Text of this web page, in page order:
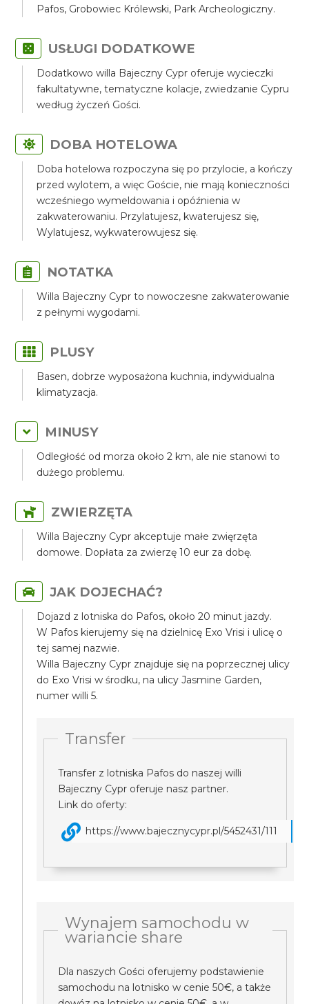
Pafos, Grobowiec Królewski, Park Archeologiczny.
USŁUGI DODATKOWE
Dodatkowo willa Bajeczny Cypr oferuje wycieczki
fakultatywne, tematyczne kolacje, zwiedzanie Cypru
według życzeń Gości.
DOBA HOTELOWA
Doba hotelowa rozpoczyna się po przylocie, a kończy
przed wylotem, a więc Goście, nie mają konieczności
wcześniego wymeldowania i opóźnienia w
zakwaterowaniu. Przylatujesz, kwaterujesz się,
Wylatujesz, wykwaterowujesz się.
NOTATKA
Willa Bajeczny Cypr to nowoczesne zakwaterowanie
z pełnymi wygodami.
PLUSY
Basen, dobrze wyposażona kuchnia, indywidualna
klimatyzacja.
MINUSY
Odległość od morza około 2 km, ale nie stanowi to
dużego problemu.
ZWIERZĘTA
Willa Bajeczny Cypr akceptuje małe zwięrzęta
domowe. Dopłata za zwierzę 10 eur za dobę.
JAK DOJECHAĆ?
Dojazd z lotniska do Pafos, około 20 minut jazdy.
W Pafos kierujemy się na dzielnicę Exo Vrisi i ulicę o
tej samej nazwie.
Willa Bajeczny Cypr znajduje się na poprzecznej ulicy
do Exo Vrisi w środku, na ulicy Jasmine Garden,
numer willi 5.
Transfer
Transfer z lotniska Pafos do naszej willi
Bajeczny Cypr oferuje nasz partner.
Link do oferty:
https://www.bajecznycypr.pl/5452431/111
Wynajem samochodu w
wariancie share
Dla naszych Gości oferujemy podstawienie
samochodu na lotnisko w cenie 50€, a także